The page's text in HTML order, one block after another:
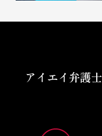
アイエイ弁護